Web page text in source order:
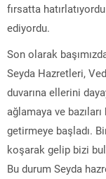
fırsatta
ediyordu.
Son olarak
Seyda Hazretleri,
duvarına ellerini
ağlamaya ve
getirmeye başladı.
koşarak gelip bizi
Bu durum Seyda